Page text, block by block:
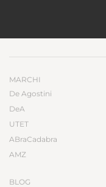
MARCHI
De Agostini
DeA
UTET
ABraCadabra
AMZ
BLOG